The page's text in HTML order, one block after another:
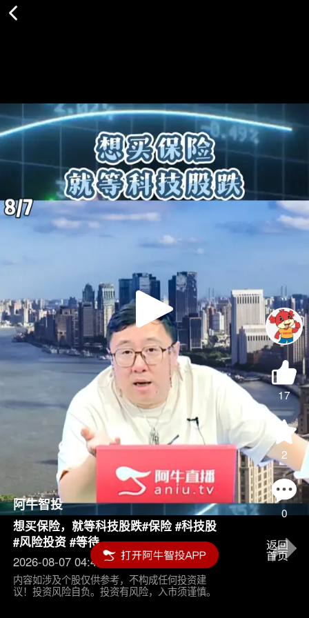
Play
Video
17
2
0
阿牛智投
想买保险，就等科技股跌#保险 #科技股
#风险投资 #等待
2026-08-07 04:45
内容如涉及个股仅供参考，不构成任何投资建
议！投资风险自负。投资有风险，入市须谨慎。